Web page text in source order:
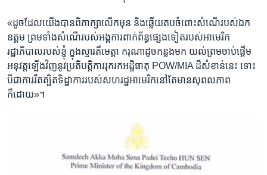
«ដូច​ដែល​យើង​បាន​ពិភាក្សា​លើក​មុន​ ​និង​ឆ្លើយតប​ចំពោះ​សំណើ​របស់​ឯក
ឧត្តម ព្រម​ទាំង​សំណើ​របស់​អង្គការ​ពាក់ព័ន្ធ​ផ្សេងទៀត​របស់​អាមេរិក
រដ្ឋាភិបាល​របស់ខ្ញុំ ក្នុងស្មារតី​មេត្តា ករុណា​ដូច​កន្លង​មក​ ​យល់ព្រម​ចាប់​ផ្តើម​
អនុវត្ត​ឡើងវិញ​នូវ​ប្រតិបត្តិការ​រុករក​អដ្ឋិ​ធាតុ POW​/​MIA ដ៏​សំខាន់​នេះ​ ​ទោះ​
បី​ជា​ការ​រឹត​ត្បិត​ទិដ្ឋាការ​របស់​សហរដ្ឋអាមេរិក​នៅតែ​មាន​សុពលភាព​
ក៏ដោយ»។